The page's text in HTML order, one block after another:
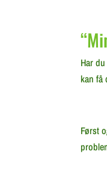
Har
kan
Først